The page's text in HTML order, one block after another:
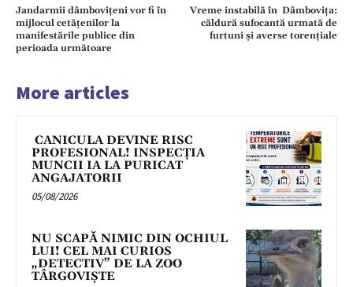
Jandarmii dâmbovițeni vor fi în
mijlocul cetățenilor la
manifestările publice din
perioada următoare
Vreme instabilă în Dâmbovița:
căldură sufocantă urmată de
furtuni și averse torențiale
More articles
CANICULA DEVINE RISC
PROFESIONAL! INSPECȚIA
MUNCII IA LA PURICAT
ANGAJATORII
05/08/2026
NU SCAPĂ NIMIC DIN OCHIUL
LUI! CEL MAI CURIOS
„DETECTIV” DE LA ZOO
TÂRGOVIȘTE